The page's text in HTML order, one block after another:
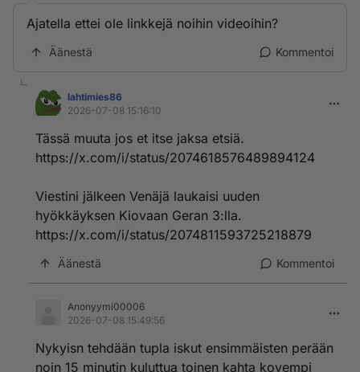
Ajatella ettei ole linkkejä noihin videoihin?
Äänestä Kommentoi
lahtimies86
2026-07-08 15:16:10
Tässä muuta jos et itse jaksa etsiä.
https://x.com/i/status/2074618576489894124
Viestini jälkeen Venäjä laukaisi uuden
hyökkäyksen Kiovaan Geran 3:lla.
https://x.com/i/status/2074811593725218879
Äänestä Kommentoi
Anonyymi00006
2026-07-08 15:49:56
Nykyisn tehdään tupla iskut ensimmäisten perään
noin 15 minutin kuluttua toinen kahta kovempi